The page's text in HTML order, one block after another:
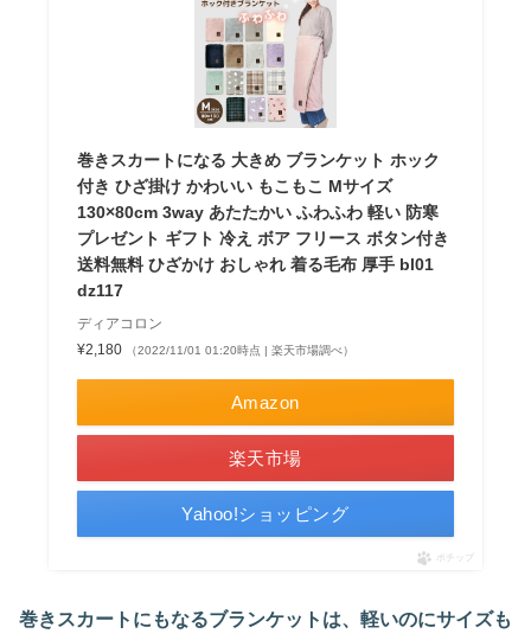
巻きスカートになる 大きめ ブランケット ホック
付き ひざ掛け かわいい もこもこ Mサイズ
130×80cm 3way あたたかい ふわふわ 軽い 防寒
プレゼント ギフト 冷え ボア フリース ボタン付き
送料無料 ひざかけ おしゃれ 着る毛布 厚手 bl01
dz117
ディアコロン
¥2,180
（2022/11/01 01:20時点 | 楽天市場調べ）
Amazon
楽天市場
Yahoo!ショッピング
ポチップ
巻きスカートにもなるブランケットは、軽いのにサイズも